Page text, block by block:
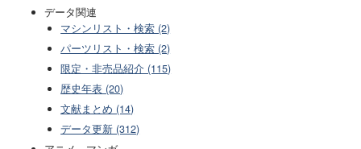
データ関連
マシンリスト・検索 (2)
パーツリスト・検索 (2)
限定・非売品紹介 (115)
歴史年表 (20)
文献まとめ (14)
データ更新 (312)